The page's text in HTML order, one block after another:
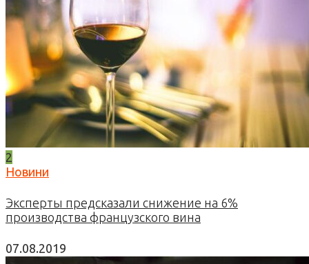
2
Новини
Эксперты предсказали снижение на 6%
производства французского вина
07.08.2019